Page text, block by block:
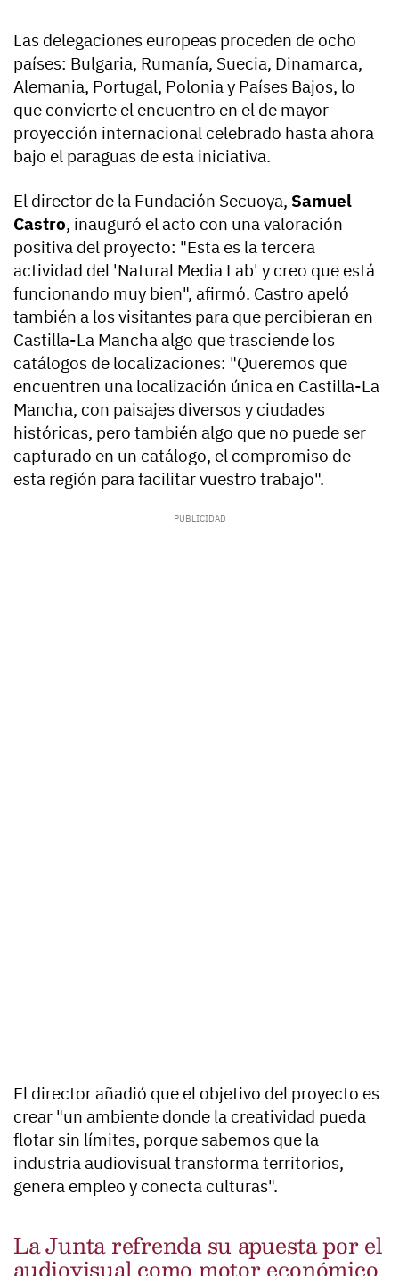
Las delegaciones europeas proceden de ocho
países: Bulgaria, Rumanía, Suecia, Dinamarca,
Alemania, Portugal, Polonia y Países Bajos, lo
que convierte el encuentro en el de mayor
proyección internacional celebrado hasta ahora
bajo el paraguas de esta iniciativa.
El director de la Fundación Secuoya, Samuel
Castro, inauguró el acto con una valoración
positiva del proyecto: "Esta es la tercera
actividad del 'Natural Media Lab' y creo que está
funcionando muy bien", afirmó. Castro apeló
también a los visitantes para que percibieran en
Castilla-La Mancha algo que trasciende los
catálogos de localizaciones: "Queremos que
encuentren una localización única en Castilla-La
Mancha, con paisajes diversos y ciudades
históricas, pero también algo que no puede ser
capturado en un catálogo, el compromiso de
esta región para facilitar vuestro trabajo".
El director añadió que el objetivo del proyecto es
crear "un ambiente donde la creatividad pueda
flotar sin límites, porque sabemos que la
industria audiovisual transforma territorios,
genera empleo y conecta culturas".
La Junta refrenda su apuesta por el